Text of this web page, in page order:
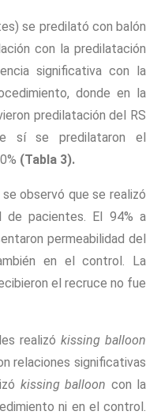
se predilató con balón
con la predilatación
significativa con la
donde en la
predilatación del RS
sí se predilataron el
(Tabla 3).
observó que se realizó
pacientes. El 94% a
permeabilidad del
en el control. La
el recruce no fue
realizó kissing balloon
relaciones significativas
kissing balloon con la
ni en el control.